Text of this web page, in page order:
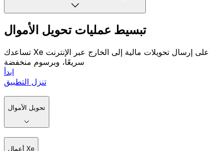
تبسيط عمليات تحويل الأموال
تساعدك Xe على إرسال تحويلات مالية إلى الخارج عبر الإنترنت
سريعًا، وبرسوم منخفضة
ابدأ
تنزل التطبيق
تحويل الأموال
أعمال Xe